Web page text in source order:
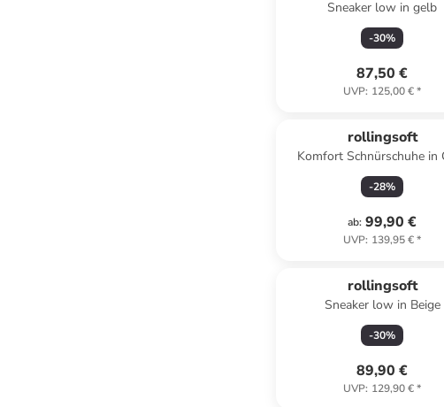
Sneaker low in gelb
-30%
87,50 €
UVP: 125,00 €*
rollingsoft
Komfort Schnürschuhe in
-28%
ab: 99,90 €
UVP: 139,95 €*
rollingsoft
Sneaker low in Beige
-30%
89,90 €
UVP: 129,90 €*